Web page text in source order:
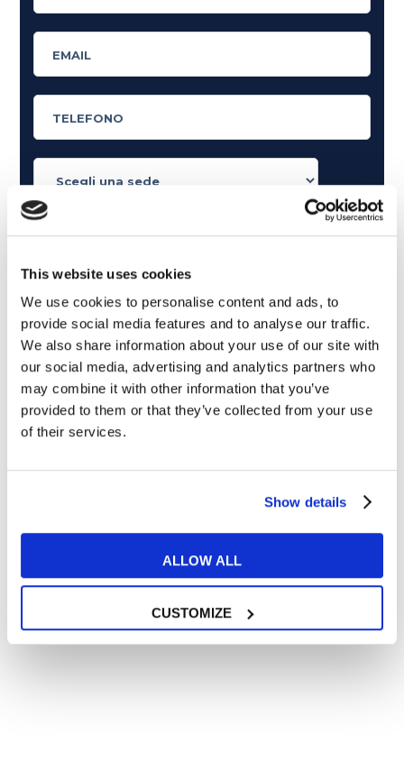
This website uses cookies
We use cookies to personalise content and ads, to
provide social media features and to analyse our traffic.
We also share information about your use of our site with
our social media, advertising and analytics partners who
may combine it with other information that you’ve
provided to them or that they’ve collected from your use
of their services.
Show details
ALLOW ALL
CUSTOMIZE
Articoli dedicati a inglese nel mondo del lavoro
Articoli con tips e new sulla lingua inglese
In quanto di età superiore ai 16 anni, dichiaro di acconsentire
al trattamento dei miei dati personali in conformità
all’ informativa privacy.
relative ai prodotti e servizi a marchio MyES
** le sedi contrassegnate con * offrono sempre solo corsi online
RICHIEDI INFORMAZIONI